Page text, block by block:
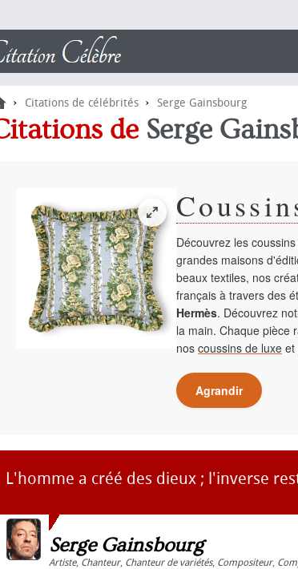
› Citations de célébrités › Serge Gainsbourg
Citations de Serge
Découvrez les
grandes maisons
beaux textiles, nos
français à travers des
Hermès. Découvrez
la main. Chaque pièce
nos coussins de luxe et
Agrandir
L'homme a créé des dieux ; l'inverse
Serge Gainsbourg
Artiste, Chanteur, Chanteur de variétés, Compositeur,